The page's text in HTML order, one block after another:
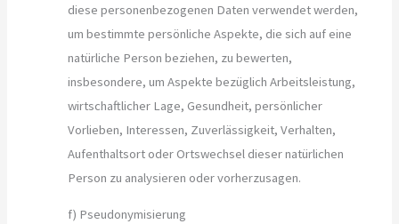
diese personenbezogenen Daten verwendet werden,
um bestimmte persönliche Aspekte, die sich auf eine
natürliche Person beziehen, zu bewerten,
insbesondere, um Aspekte bezüglich Arbeitsleistung,
wirtschaftlicher Lage, Gesundheit, persönlicher
Vorlieben, Interessen, Zuverlässigkeit, Verhalten,
Aufenthaltsort oder Ortswechsel dieser natürlichen
Person zu analysieren oder vorherzusagen.
f) Pseudonymisierung